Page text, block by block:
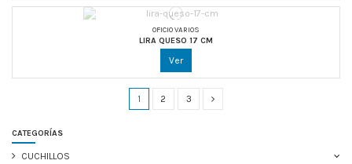
OFICIO VARIOS
LIRA QUESO 17 CM
Ver
1 2 3
CATEGORÍAS
CUCHILLOS